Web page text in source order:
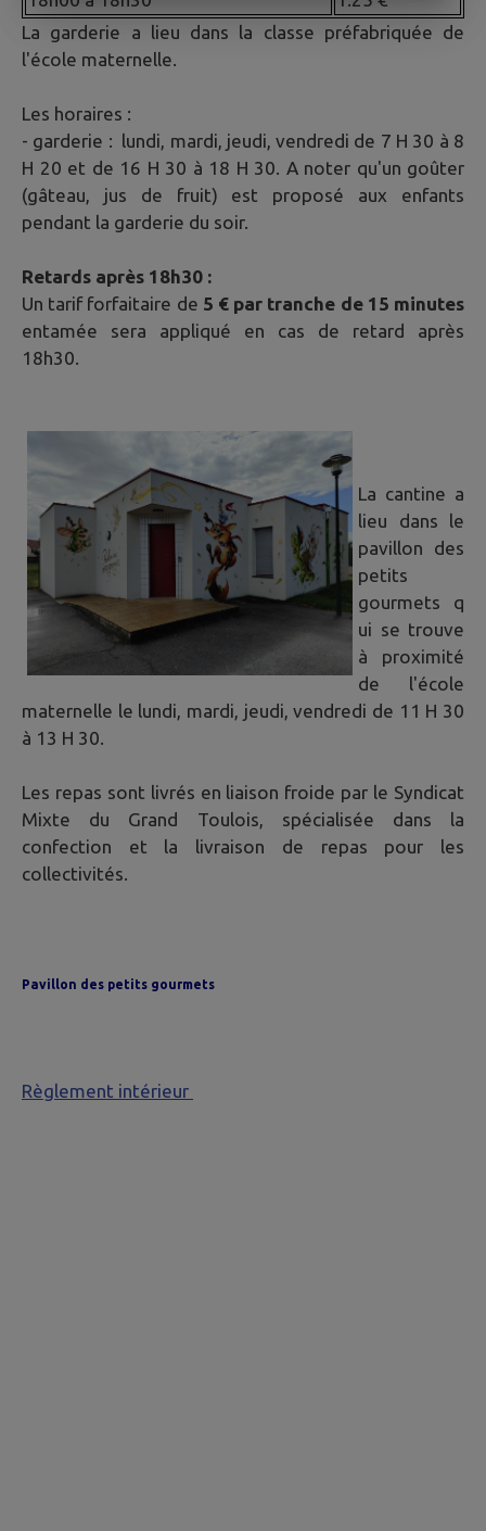
La garderie a lieu dans la classe préfabriquée de
l'école maternelle.
Les horaires :
- garderie : lundi, mardi, jeudi, vendredi de 7 H 30 à 8
H 20 et de 16 H 30 à 18 H 30. A noter qu'un goûter
(gâteau, jus de fruit) est proposé aux enfants
pendant la garderie du soir.
Retards après 18h30 :
Un tarif forfaitaire de 5 € par tranche de 15 minutes
entamée sera appliqué en cas de retard après
18h30.
La cantine a
lieu dans le
pavillon des
petits
gourmets q
ui se trouve
à proximité
de l'école
maternelle le lundi, mardi, jeudi, vendredi de 11 H 30
à 13 H 30.
Les repas sont livrés en liaison froide par le Syndicat
Mixte du Grand Toulois, spécialisée dans la
confection et la livraison de repas pour les
collectivités.
Pavillon des petits gourmets
Règlement intérieur